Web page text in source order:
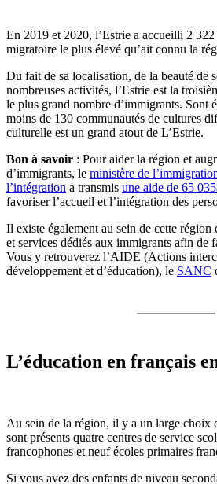
En 2019 et 2020, l’Estrie a accueilli 2 322
migratoire le plus élevé qu’ait connu la
Du fait de sa localisation, de la beauté de
nombreuses activités, l’Estrie est la
le plus grand nombre d’immigrants. Sont
moins de 130 communautés de cultures
culturelle est un grand atout de L’Estrie.
Bon à savoir : Pour aider la région et
d’immigrants, le ministère de
l’intégration a transmis une aide de 65
favoriser l’accueil et l’intégration des
Il existe également au sein de cette
et services dédiés aux immigrants afin de
Vous y retrouverez l’AIDE (Actions
développement et d’éducation), le SANC
L’éducation en français
Au sein de la région, il y a un large choix
sont présents quatre centres de service
francophones et neuf écoles primaires
Si vous avez des enfants de niveau